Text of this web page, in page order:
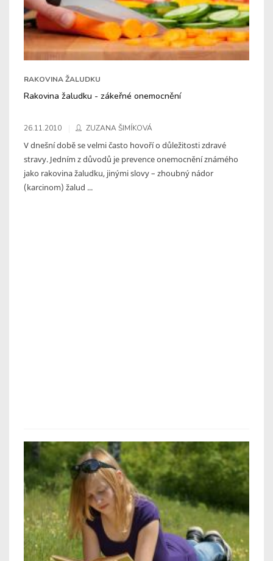
RAKOVINA ŽALUDKU
Rakovina žaludku - zákeřné onemocnění
26.11.2010 ZUZANA ŠIMÍKOVÁ
V dnešní době se velmi často hovoří o důležitosti zdravé
stravy. Jedním z důvodů je prevence onemocnění známého
jako rakovina žaludku, jinými slovy – zhoubný nádor
(karcinom) žalud ...